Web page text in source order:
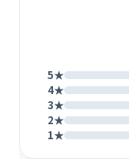
5★
4★
3★
2★
1★